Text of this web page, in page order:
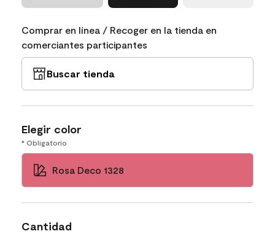
Comprar en línea / Recoger en la tienda en
comerciantes participantes
Buscar tienda
Elegir color
* Obligatorio
Rosa Deco 1328
Cantidad